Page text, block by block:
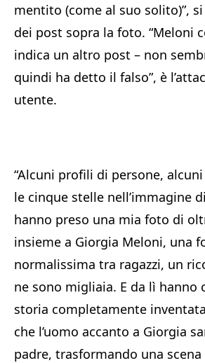
mentito (come al suo solito)”,
dei post sopra la foto. “Meloni
indica un altro post – non
quindi ha detto il falso”, è
utente.
“Alcuni profili di persone,
le cinque stelle nell’immagine
hanno preso una mia foto di
insieme a Giorgia Meloni, una
normalissima tra ragazzi, un
ne sono migliaia. E da lì hanno
storia completamente
che l’uomo accanto a Giorgia
padre, trasformando una scena